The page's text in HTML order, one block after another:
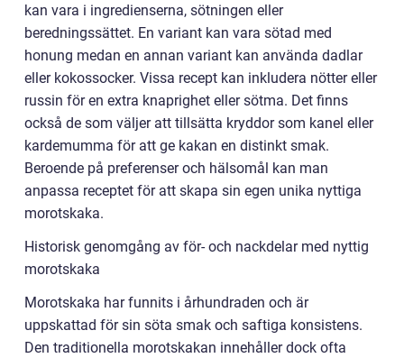
kan vara i ingredienserna, sötningen eller
beredningssättet. En variant kan vara sötad med
honung medan en annan variant kan använda dadlar
eller kokossocker. Vissa recept kan inkludera nötter eller
russin för en extra knaprighet eller sötma. Det finns
också de som väljer att tillsätta kryddor som kanel eller
kardemumma för att ge kakan en distinkt smak.
Beroende på preferenser och hälsomål kan man
anpassa receptet för att skapa sin egen unika nyttiga
morotskaka.
Historisk genomgång av för- och nackdelar med nyttig
morotskaka
Morotskaka har funnits i århundraden och är
uppskattad för sin söta smak och saftiga konsistens.
Den traditionella morotskakan innehåller dock ofta